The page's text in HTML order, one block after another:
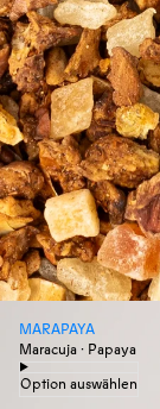
MARAPAYA
Maracuja · Papaya
Option auswählen